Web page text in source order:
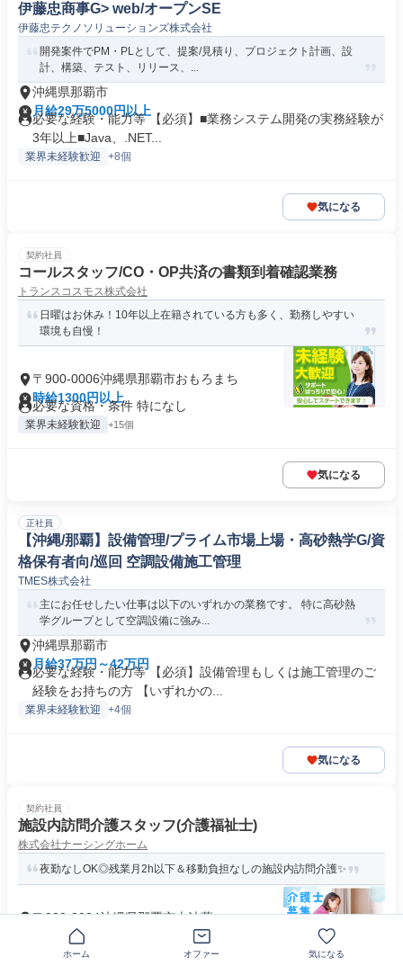
伊藤忠商事G> web/オープンSE
伊藤忠テクノソリューションズ株式会社
開発案件でPM・PLとして、提案/見積り、プロジェクト計画、設
計、構築、テスト、リリース、...
沖縄県那覇市
月給29万5000円以上
必要な経験・能力等 【必須】■業務システム開発の実務経験が
3年以上■Java、.NET...
業界未経験歓迎 +8個
気になる
契約社員
コールスタッフ/CO・OP共済の書類到着確認業務
トランスコスモス株式会社
日曜はお休み！10年以上在籍されている方も多く、勤務しやすい
環境も自慢！
〒900-0006沖縄県那覇市おもろまち
時給1300円以上
必要な資格・条件 特になし
業界未経験歓迎 +15個
気になる
正社員
【沖縄/那覇】設備管理/プライム市場上場・高砂熱学G/資
格保有者向/巡回 空調設備施工管理
TMES株式会社
主にお任せしたい仕事は以下のいずれかの業務です。 特に高砂熱
学グループとして空調設備に強み...
沖縄県那覇市
月給37万円～42万円
必要な経験・能力等 【必須】設備管理もしくは施工管理のご
経験をお持ちの方 【いずれかの...
業界未経験歓迎 +4個
気になる
契約社員
施設内訪問介護スタッフ(介護福祉士)
株式会社ナーシングホーム
夜勤なしOK◎残業月2h以下＆移動負担なしの施設内訪問介護✨
〒900-0024沖縄県那覇市古波蔵
月給27万円～30万7500円
求めている人材 【必須資格】 ・介護福祉士の資格をお持ちの
ホーム オファー 気になる